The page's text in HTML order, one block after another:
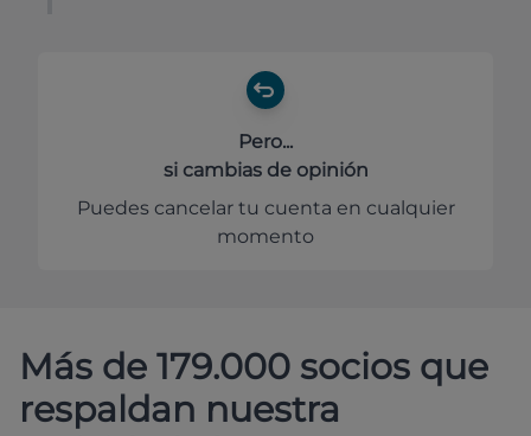
Pero...
si cambias de opinión
Puedes cancelar tu cuenta en cualquier
momento
Más de 179.000 socios que
respaldan nuestra